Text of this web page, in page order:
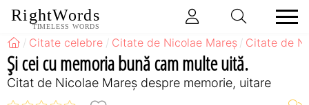
RightWords
TIMELESS WORDS
Citate celebre Citate de Nicolae Mareș Citate de
Și cei cu memoria bună cam multe uită.
Citat de Nicolae Mareș despre memorie, uitare